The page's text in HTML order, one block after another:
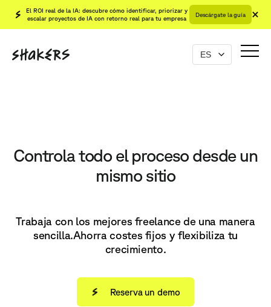
El ROI real de la IA: descubre cómo identificar, priorizar y
escalar proyectos de IA con retorno real para tu empresa
Descárgate la guía
Controla todo el proceso desde un
mismo sitio
Trabaja con los mejores freelance de una manera
sencilla.Ahorra costes fijos y flexibiliza tu
crecimiento.
Reserva un demo